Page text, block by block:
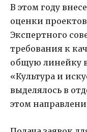
В этом году
оценки
Экспертного
требования к
общую линейку
«Культура и
выделялось в
этом